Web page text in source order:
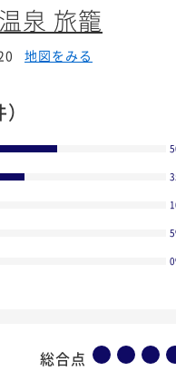
泉 旅籠
地図をみる
5
0
総合点